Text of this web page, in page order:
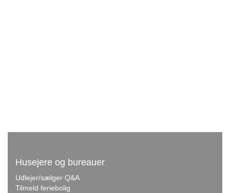
Husejere og bureauer
Udlejer/sælger Q&A
Tilmeld feriebolig